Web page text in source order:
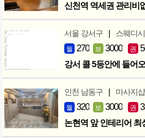
신천역 역세권 관리비
서울 강서구 | 스웨디시
월 270 보 3000 권
강서 콜 5등안에 들어
인천 남동구 | 마사지샵
월 320 보 3000 권
논현역 앞 인테리어